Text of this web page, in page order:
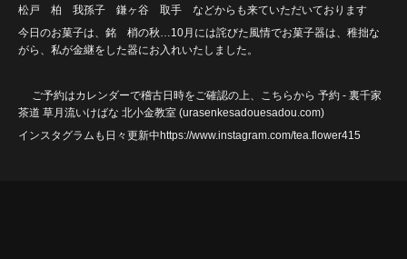
松戸 柏 我孫子 鎌ヶ谷 取手 などからも来ていただいております
今日のお菓子は、銘 梢の秋…10月には詫びた風情でお菓子器は、稚拙な
がら、私が金継をした器にお入れいたしました。
ご予約はカレンダーで稽古日時をご確認の上、こちらから 予約 - 裏千家
茶道 草月流いけばな 北小金教室 (urasenkesadouesadou.com)
インスタグラムも日々更新中https://www.instagram.com/tea.flower415